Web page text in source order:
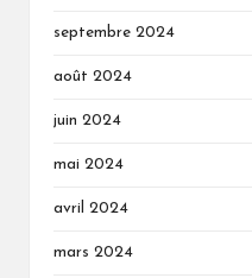
septembre 2024
août 2024
juin 2024
mai 2024
avril 2024
mars 2024